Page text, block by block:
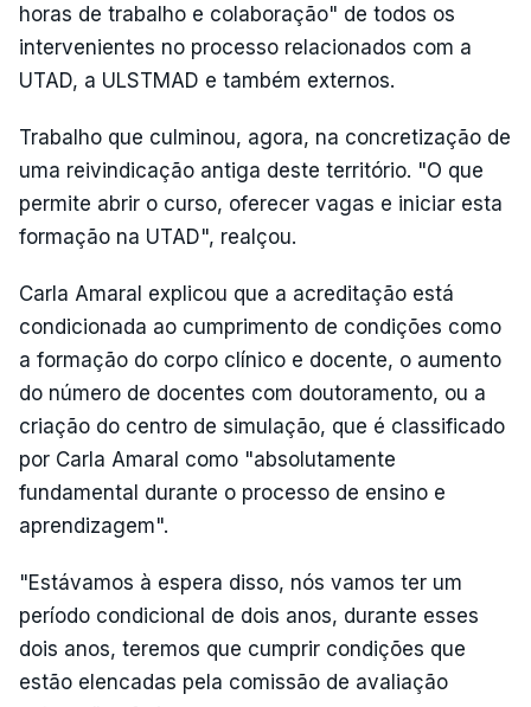
horas de trabalho e colaboração" de todos os
intervenientes no processo relacionados com a
UTAD, a ULSTMAD e também externos.
Trabalho que culminou, agora, na concretização de
uma reivindicação antiga deste território. "O que
permite abrir o curso, oferecer vagas e iniciar esta
formação na UTAD", realçou.
Carla Amaral explicou que a acreditação está
condicionada ao cumprimento de condições como
a formação do corpo clínico e docente, o aumento
do número de docentes com doutoramento, ou a
criação do centro de simulação, que é classificado
por Carla Amaral como "absolutamente
fundamental durante o processo de ensino e
aprendizagem".
"Estávamos à espera disso, nós vamos ter um
período condicional de dois anos, durante esses
dois anos, teremos que cumprir condições que
estão elencadas pela comissão de avaliação